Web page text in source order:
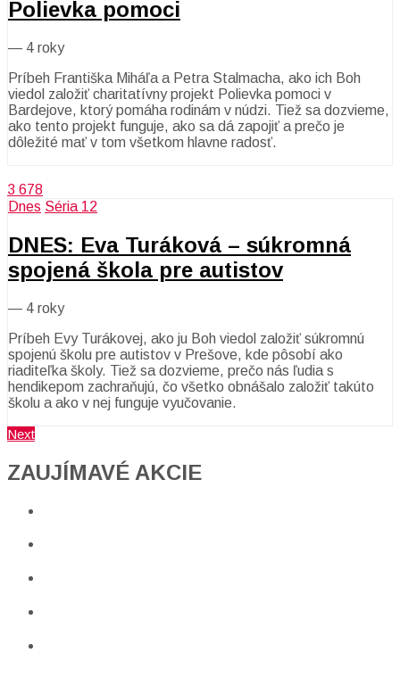
Polievka pomoci
— 4 roky
Príbeh Františka Miháľa a Petra Stalmacha, ako ich Boh
viedol založiť charitatívny projekt Polievka pomoci v
Bardejove, ktorý pomáha rodinám v núdzi. Tiež sa dozvieme,
ako tento projekt funguje, ako sa dá zapojiť a prečo je
dôležité mať v tom všetkom hlavne radosť.
3 678
Dnes Séria 12
DNES: Eva Turáková – súkromná
spojená škola pre autistov
— 4 roky
Príbeh Evy Turákovej, ako ju Boh viedol založiť súkromnú
spojenú školu pre autistov v Prešove, kde pôsobí ako
riaditeľka školy. Tiež sa dozvieme, prečo nás ľudia s
hendikepom zachraňujú, čo všetko obnášalo založiť takúto
školu a ako v nej funguje vyučovanie.
Next
ZAUJÍMAVÉ AKCIE​